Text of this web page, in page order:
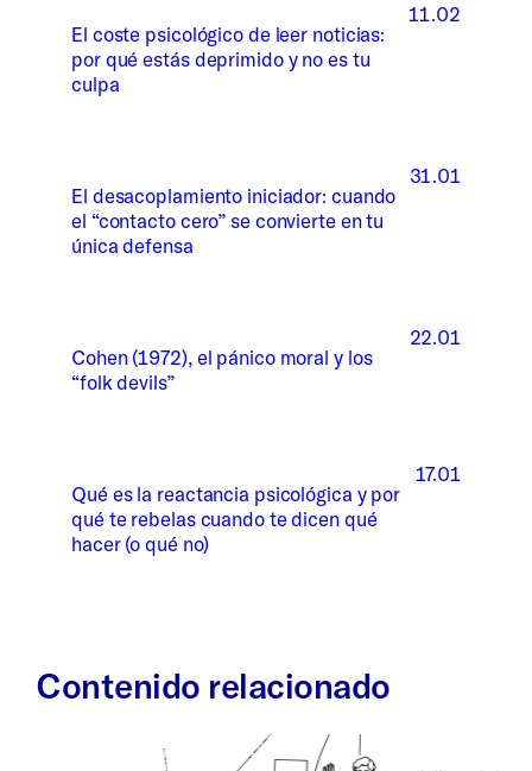
El coste psicológico de leer noticias:
por qué estás deprimido y no es tu
culpa
11.02
El desacoplamiento iniciador: cuando
el “contacto cero” se convierte en tu
única defensa
31.01
Cohen (1972), el pánico moral y los
“folk devils”
22.01
Qué es la reactancia psicológica y por
qué te rebelas cuando te dicen qué
hacer (o qué no)
17.01
Contenido relacionado